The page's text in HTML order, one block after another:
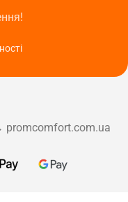
promcomfort.com.ua